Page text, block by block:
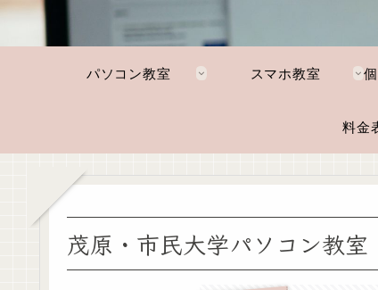
パソコン教室 スマホ教室
料金
茂原・市民大学パソコン教